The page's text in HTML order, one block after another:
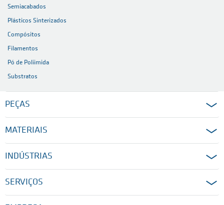
Semiacabados
Plásticos Sinterizados
Compósitos
Filamentos
Pó de Poliimida
Substratos
PEÇAS
MATERIAIS
INDÚSTRIAS
SERVIÇOS